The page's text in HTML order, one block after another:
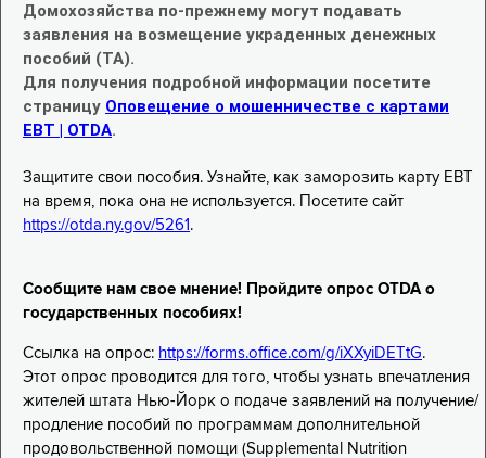
Домохозяйства по-прежнему могут подавать
заявления на возмещение украденных денежных
пособий (TA).
Для получения подробной информации посетите
страницу Оповещение о мошенничестве с картами
EBT | OTDA.
Защитите свои пособия. Узнайте, как заморозить карту EBT
на время, пока она не используется. Посетите сайт
https://otda.ny.gov/5261 .
Сообщите нам свое мнение! Пройдите опрос OTDA о
государственных пособиях!
Ссылка на опрос: https://forms.office.com/g/iXXyiDETtG.
Этот опрос проводится для того, чтобы узнать впечатления
жителей штата Нью-Йорк о подаче заявлений на получение/
продление пособий по программам дополнительной
продовольственной помощи (Supplemental Nutrition